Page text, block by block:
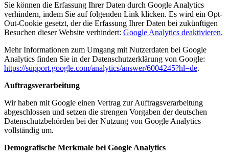
Sie können die Erfassung Ihrer Daten durch Google Analytics
verhindern, indem Sie auf folgenden Link klicken. Es wird ein Opt-
Out-Cookie gesetzt, der die Erfassung Ihrer Daten bei zukünftigen
Besuchen dieser Website verhindert: Google Analytics deaktivieren.
Mehr Informationen zum Umgang mit Nutzerdaten bei Google
Analytics finden Sie in der Datenschutzerklärung von Google:
https://support.google.com/analytics/answer/6004245?hl=de.
Auftragsverarbeitung
Wir haben mit Google einen Vertrag zur Auftragsverarbeitung
abgeschlossen und setzen die strengen Vorgaben der deutschen
Datenschutzbehörden bei der Nutzung von Google Analytics
vollständig um.
Demografische Merkmale bei Google Analytics